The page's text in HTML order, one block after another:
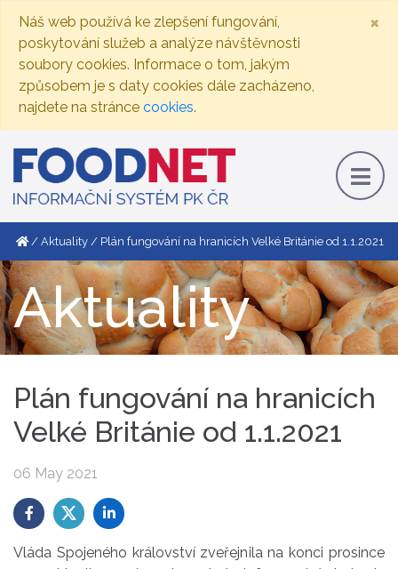
Náš web používá ke zlepšení fungování,
poskytování služeb a analýze návštěvnosti
soubory cookies. Informace o tom, jakým
způsobem je s daty cookies dále zacházeno,
najdete na stránce cookies.
×
Aktuality Plán fungování na hranicích Velké Británie od 1.1.2021
Aktuality
Plán fungování na hranicích
Velké Británie od 1.1.2021
06 May 2021
Vláda Spojeného království zveřejnila na konci prosince